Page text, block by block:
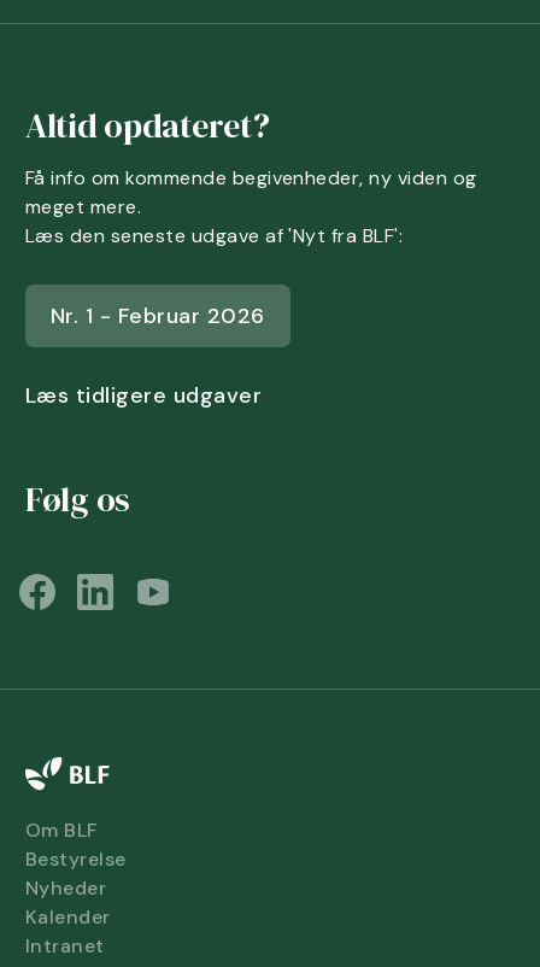
Altid opdateret?
Få info om kommende begivenheder, ny viden og
meget mere.
Læs den seneste udgave af 'Nyt fra BLF':
Nr. 1 - Februar 2026
Læs tidligere udgaver
Følg os
Om BLF
Bestyrelse
Nyheder
Kalender
Intranet